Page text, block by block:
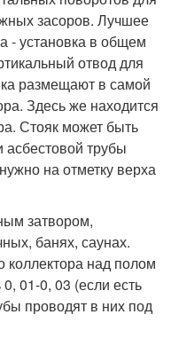
засоров. Лучшее
- установка в общем
отвод для
размещают в самой
Здесь же находится
Стояк может быть
асбестовой трубы
на отметку верха
затвором,
банях, саунах.
коллектора над полом
01-0, 03 (если есть
проводят в них под